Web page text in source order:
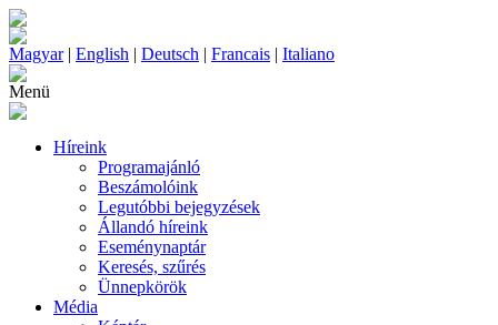
Magyar| English | Deutsch | Francais | Italiano
Menü
Híreink
Programajánló
Beszámolóink
Legutóbbi bejegyzések
Állandó híreink
Eseménynaptár
Keresés, szűrés
Ünnepkörök
Média